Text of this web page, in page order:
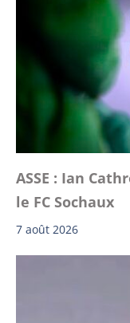
ASSE : Ian
le FC Sochaux
7 août 2026